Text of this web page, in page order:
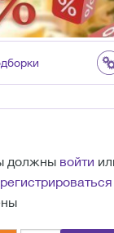
должны войти